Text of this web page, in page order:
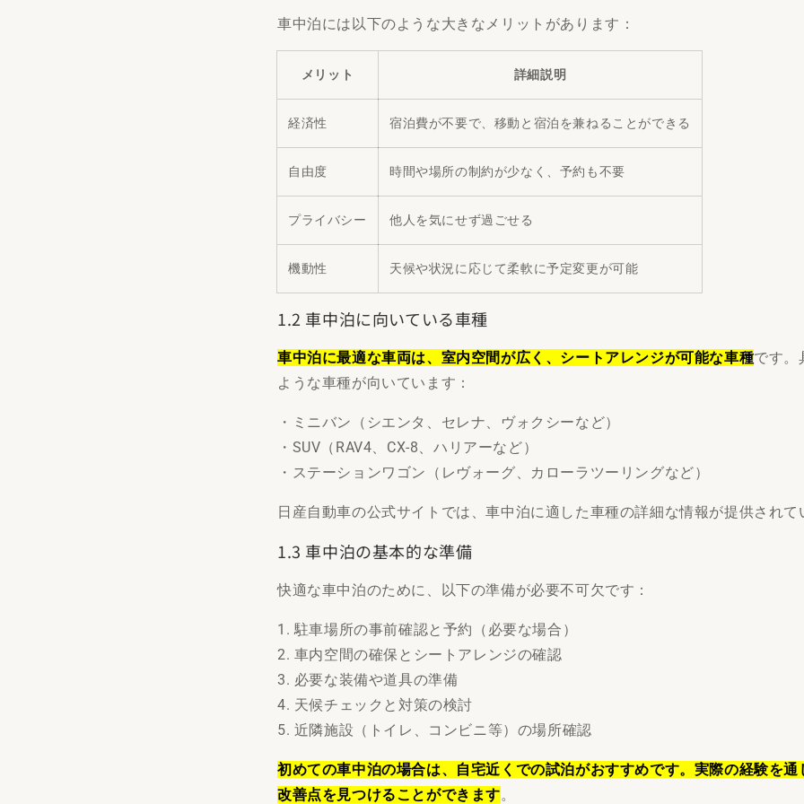
車中泊には以下のような大きなメリットがあります：
メリット 詳細説明
経済性 宿泊費が不要で、移動と宿泊を兼ねることができる
自由度 時間や場所の制約が少なく、予約も不要
プライバシー 他人を気にせず過ごせる
機動性 天候や状況に応じて柔軟に予定変更が可能
1.2 車中泊に向いている車種
車中泊に最適な車両は、室内空間が広く、シートアレンジが可能な車種です。
ような車種が向いています：
・ミニバン（シエンタ、セレナ、ヴォクシーなど）
・SUV（RAV4、CX-8、ハリアーなど）
・ステーションワゴン（レヴォーグ、カローラツーリングなど）
日産自動車の公式サイトでは、車中泊に適した車種の詳細な情報が提供されて
1.3 車中泊の基本的な準備
快適な車中泊のために、以下の準備が必要不可欠です：
1. 駐車場所の事前確認と予約（必要な場合）
2. 車内空間の確保とシートアレンジの確認
3. 必要な装備や道具の準備
4. 天候チェックと対策の検討
5. 近隣施設（トイレ、コンビニ等）の場所確認
初めての車中泊の場合は、自宅近くでの試泊がおすすめです。実際の経験を通
改善点を見つけることができます。